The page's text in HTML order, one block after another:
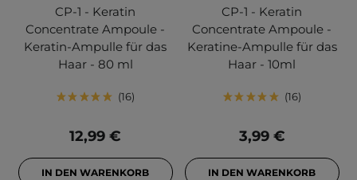
CP-1 - Keratin
Concentrate Ampoule -
Keratin-Ampulle für das
Haar - 80 ml
16
12,99 €
IN DEN WARENKORB
CP-1 - Keratin
Concentrate Ampoule -
Keratine-Ampulle für das
Haar - 10ml
16
3,99 €
IN DEN WARENKORB